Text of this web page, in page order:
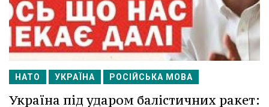
НАТО УКРАЇНА РОСІЙСЬКА МОВА
Україна під ударом балістичних ракет: